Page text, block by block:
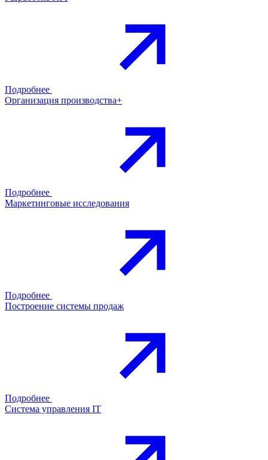
Подробнее
Организация производства+
Подробнее
Маркетинговые исследования
Подробнее
Построение системы продаж
Подробнее
Система управления IT